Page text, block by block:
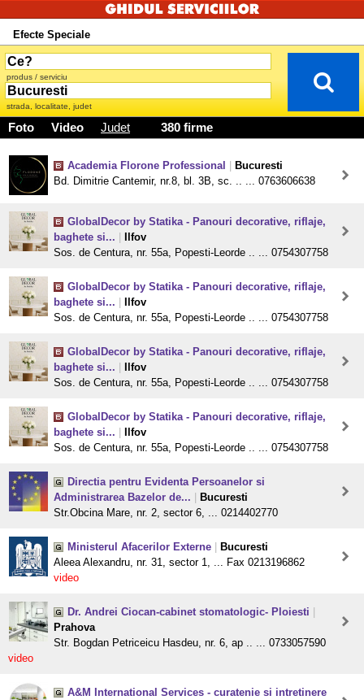
Efecte Speciale
produs / serviciu
strada, localitate, judet
Foto Video Judet 380 firme
Academia Florone Professional
Bucuresti
Bd. Dimitrie Cantemir, nr.8, bl. 3B, sc. .. ... 0763606638
GlobalDecor by Statika - Panouri decorative, riflaje,
baghete si...
Ilfov
Sos. de Centura, nr. 55a, Popesti-Leorde .. ... 0754307758
GlobalDecor by Statika - Panouri decorative, riflaje,
baghete si...
Ilfov
Sos. de Centura, nr. 55a, Popesti-Leorde .. ... 0754307758
GlobalDecor by Statika - Panouri decorative, riflaje,
baghete si...
Ilfov
Sos. de Centura, nr. 55a, Popesti-Leorde .. ... 0754307758
GlobalDecor by Statika - Panouri decorative, riflaje,
baghete si...
Ilfov
Sos. de Centura, nr. 55a, Popesti-Leorde .. ... 0754307758
Directia pentru Evidenta Persoanelor si
Administrarea Bazelor de...
Bucuresti
Str.Obcina Mare, nr. 2, sector 6, ... 0214402770
Ministerul Afacerilor Externe
Bucuresti
Aleea Alexandru, nr. 31, sector 1, ... Fax 0213196862
video
Dr. Andrei Ciocan-cabinet stomatologic- Ploiesti
Prahova
Str. Bogdan Petriceicu Hasdeu, nr. 6, ap .. ... 0733057590
video
A&M International Services - curatenie si intretinere